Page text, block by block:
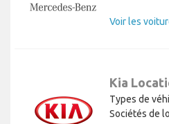
Voir les
Kia
Types de
Sociétés de